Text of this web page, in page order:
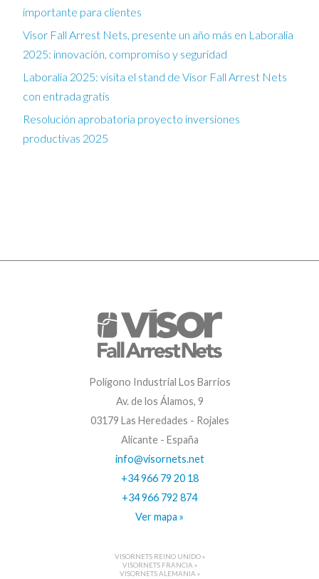
importante para clientes
Visor Fall Arrest Nets, presente un año más en Laboralia
2025: innovación, compromiso y seguridad
Laboralia 2025: visita el stand de Visor Fall Arrest Nets
con entrada gratis
Resolución aprobatoria proyecto inversiones
productivas 2025
Polígono Industrial Los Barrios
Av. de los Álamos, 9
03179 Las Heredades - Rojales
Alicante - España
info@visornets.net
+34 966 79 20 18
+34 966 792 874
Ver mapa »
VISORNETS REINO UNIDO »
VISORNETS FRANCIA »
VISORNETS ALEMANIA »